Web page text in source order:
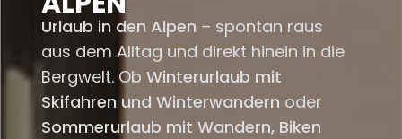
Urlaub in den Alpen – spontan raus
aus dem Alltag und direkt hinein in die
Bergwelt. Ob Winterurlaub mit
Skifahren und Winterwandern oder
Sommerurlaub mit Wandern, Biken